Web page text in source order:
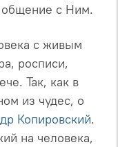
общение с Ним.
с живым
росписи,
Так, как в
из чудес, о
Копировский.
на человека,